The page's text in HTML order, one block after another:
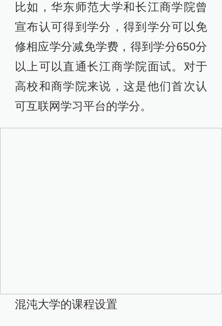
比如，华东师范大学和长江商学院曾
宣布认可得到学分，得到学分可以免
修相应学分减免学费，得到学分650分
以上可以直通长江商学院面试。对于
高校和商学院来说，这是他们首次认
可互联网学习平台的学分。
混沌大学的课程设置